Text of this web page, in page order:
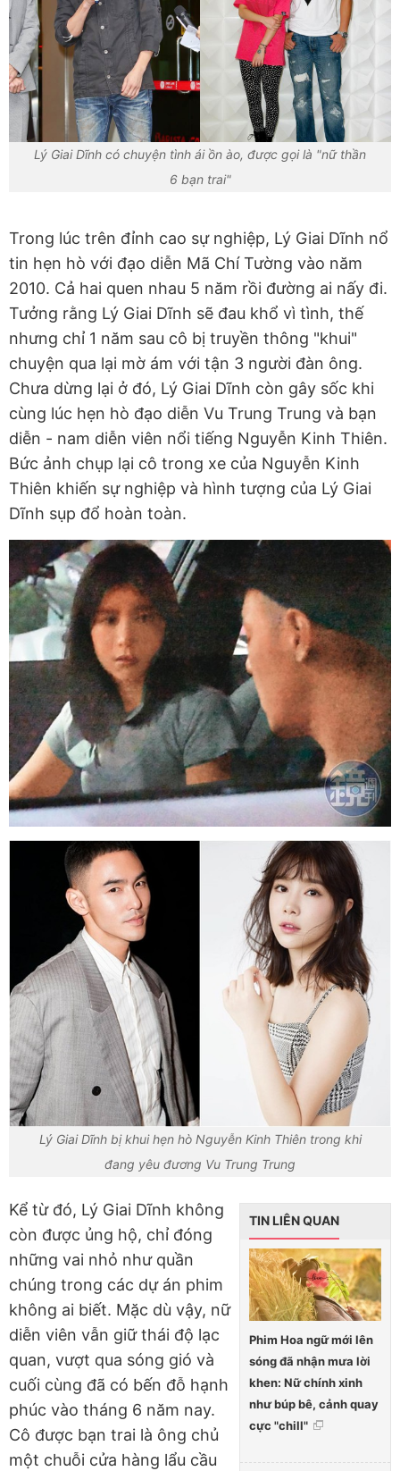
Lý Giai Dĩnh có chuyện tình ái ồn ào, được gọi là "nữ thần
6 bạn trai"
Trong lúc trên đỉnh cao sự nghiệp, Lý Giai Dĩnh nổ
tin hẹn hò với đạo diễn Mã Chí Tường vào năm
2010. Cả hai quen nhau 5 năm rồi đường ai nấy đi.
Tưởng rằng Lý Giai Dĩnh sẽ đau khổ vì tình, thế
nhưng chỉ 1 năm sau cô bị truyền thông "khui"
chuyện qua lại mờ ám với tận 3 người đàn ông.
Chưa dừng lại ở đó, Lý Giai Dĩnh còn gây sốc khi
cùng lúc hẹn hò đạo diễn Vu Trung Trung và bạn
diễn - nam diễn viên nổi tiếng Nguyễn Kinh Thiên.
Bức ảnh chụp lại cô trong xe của Nguyễn Kinh
Thiên khiến sự nghiệp và hình tượng của Lý Giai
Dĩnh sụp đổ hoàn toàn.
Lý Giai Dĩnh bị khui hẹn hò Nguyễn Kinh Thiên trong khi
đang yêu đương Vu Trung Trung
TIN LIÊN QUAN
Phim Hoa ngữ mới lên
sóng đã nhận mưa lời
khen: Nữ chính xinh
như búp bê, cảnh quay
cực "chill"
Kể từ đó, Lý Giai Dĩnh không
còn được ủng hộ, chỉ đóng
những vai nhỏ như quần
chúng trong các dự án phim
không ai biết. Mặc dù vậy, nữ
diễn viên vẫn giữ thái độ lạc
quan, vượt qua sóng gió và
cuối cùng đã có bến đỗ hạnh
phúc vào tháng 6 năm nay.
Cô được bạn trai là ông chủ
một chuỗi cửa hàng lẩu cầu